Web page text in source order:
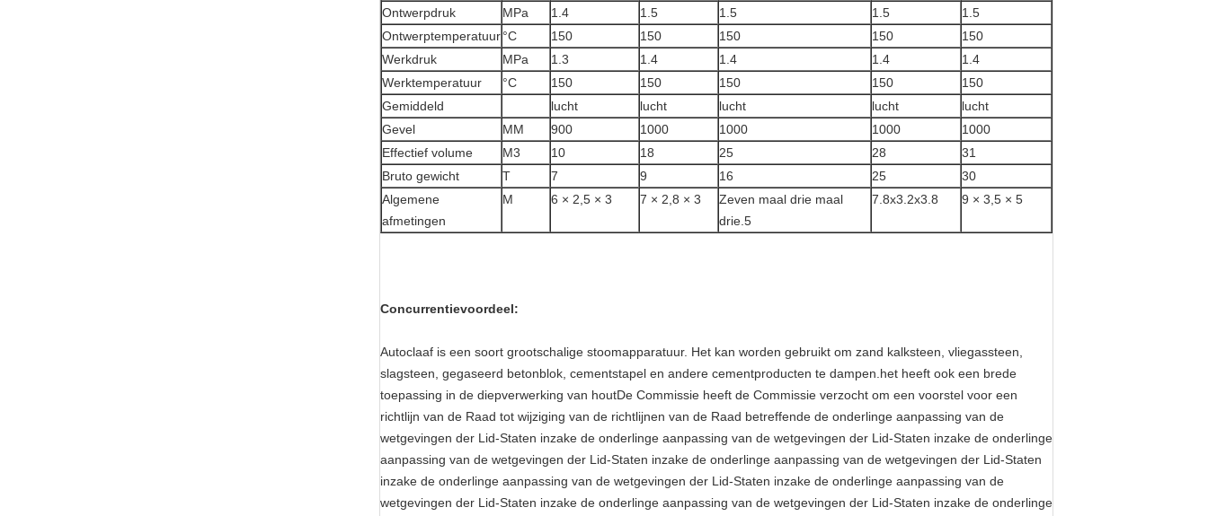
Ontwerpdruk
MPa 1.4 1.5 1.5 1.5
1.5
Ontwerptemperatuur°C 150 150 150 150
150
Werkdruk
MPa 1.3 1.4 1.4 1.4
1.4
Werktemperatuur
°C 150 150 150 150
150
Gemiddeld
lucht lucht lucht lucht
lucht
Gevel
MM 900 1000 1000 1000
1000
Effectief volume
M3 10 18 25 28
31
Bruto gewicht
T 7 9 16 25
30
Algemene
afmetingen
M 6 × 2,5 × 3 7 × 2,8 × 3
Zeven maal drie maal
drie.5
7.8x3.2x3.8 9 × 3,5 × 5
Concurrentievoordeel:
Autoclaaf is een soort grootschalige stoomapparatuur. Het kan worden gebruikt om zand kalksteen, vliegassteen,
slagsteen, gegaseerd betonblok, cementstapel en andere cementproducten te dampen.het heeft ook een brede
toepassing in de diepverwerking van houtDe Commissie heeft de Commissie verzocht om een voorstel voor een
richtlijn van de Raad tot wijziging van de richtlijnen van de Raad betreffende de onderlinge aanpassing van de
wetgevingen der Lid-Staten inzake de onderlinge aanpassing van de wetgevingen der Lid-Staten inzake de onderlinge
aanpassing van de wetgevingen der Lid-Staten inzake de onderlinge aanpassing van de wetgevingen der Lid-Staten
inzake de onderlinge aanpassing van de wetgevingen der Lid-Staten inzake de onderlinge aanpassing van de
wetgevingen der Lid-Staten inzake de onderlinge aanpassing van de wetgevingen der Lid-Staten inzake de onderlinge